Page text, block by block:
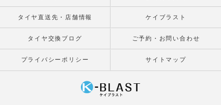
タイヤ直送先・店舗情報 ケイブラスト
タイヤ交換ブログ ご予約・お問い合わせ
プライバシーポリシー サイトマップ